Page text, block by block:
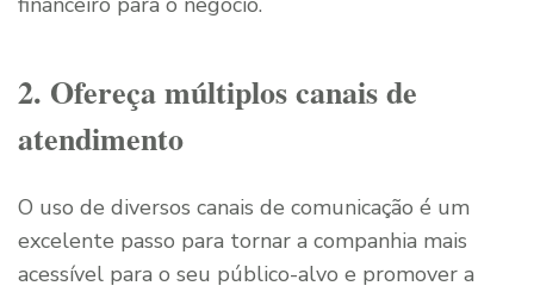
2. Ofereça múltiplos canais de
atendimento
O uso de diversos canais de comunicação é um
excelente passo para tornar a companhia mais
acessível para o seu público-alvo e promover a